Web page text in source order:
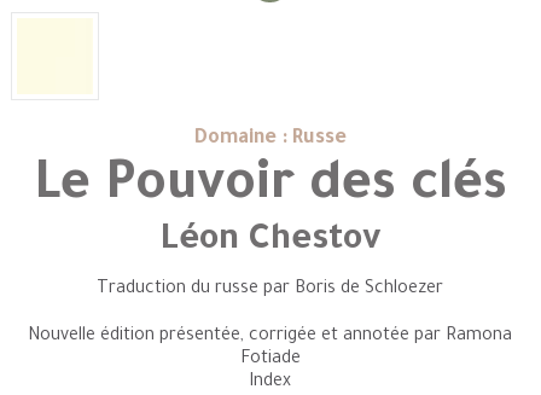
Domaine : Russe
Le Pouvoir des clés
Léon Chestov
Traduction du russe par Boris de Schloezer
Nouvelle édition présentée, corrigée et annotée par Ramona
Fotiade
Index